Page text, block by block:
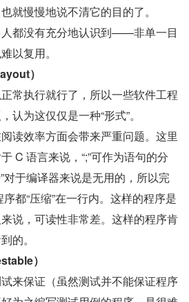
就慢慢地说不清它的目的了。
都没有充分地认识到——非单一目
以复用。
）
常执行就行了，所以一些软件工程
认为这仅仅是一种“形式”。
读效率方面会带来严重问题。这里
C 语言来说，“;”可作为语句的分
对于编译器来说是无用的，所以完
都“压缩”在一行内。这样的程序是
说，可读性非常差。这样的程序肯
的。
）
来保证（虽然测试并不能保证程序